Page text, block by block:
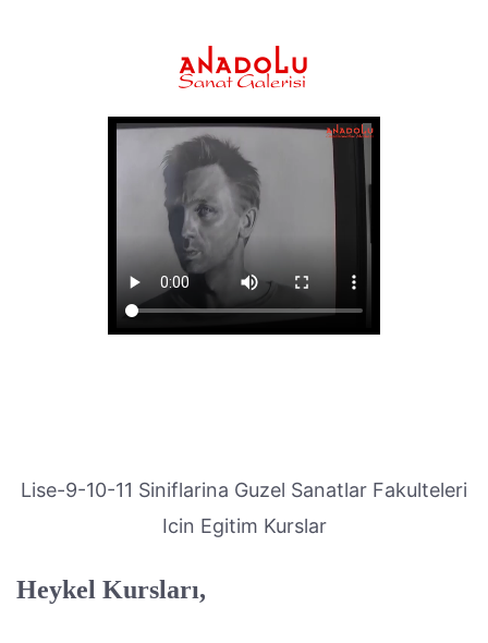
Lise-9-10-11 Siniflarina Guzel Sanatlar Fakulteleri
Icin Egitim Kurslar
Heykel Kursları,